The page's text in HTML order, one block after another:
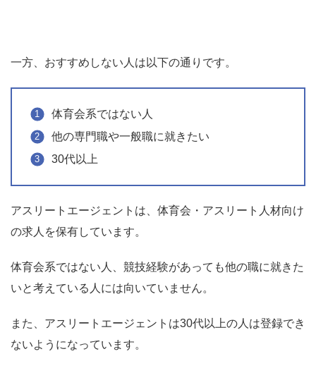
一方、おすすめしない人は以下の通りです。
体育会系ではない人
他の専門職や一般職に就きたい
30代以上
アスリートエージェントは、体育会・アスリート人材向け
の求人を保有しています。
体育会系ではない人、競技経験があっても他の職に就きた
いと考えている人には向いていません。
また、アスリートエージェントは30代以上の人は登録でき
ないようになっています。